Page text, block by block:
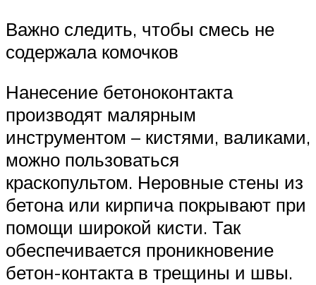
Важно следить, чтобы смесь не
содержала комочков
Нанесение бетоноконтакта
производят малярным
инструментом – кистями, валиками,
можно пользоваться
краскопультом. Неровные стены из
бетона или кирпича покрывают при
помощи широкой кисти. Так
обеспечивается проникновение
бетон-контакта в трещины и швы.